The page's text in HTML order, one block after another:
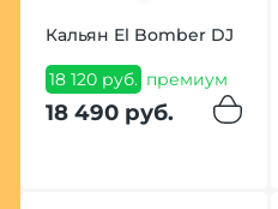
Кальян El Bomber DJ
18 120 руб. премиум
18 490 руб.